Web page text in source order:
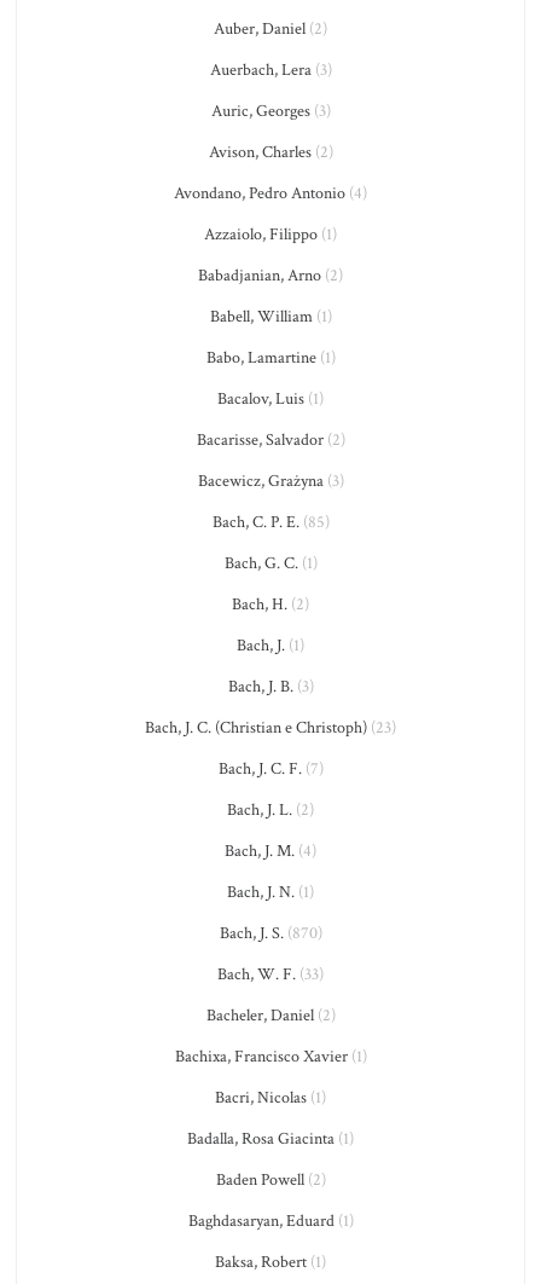
Auber, Daniel (2)
Auerbach, Lera(3)
Auric, Georges(3)
Avison, Charles(2)
Avondano, Pedro Antonio (4)
Azzaiolo, Filippo (1)
Babadjanian, Arno (2)
Babell, William(1)
Babo, Lamartine(1)
Bacalov, Luis (1)
Bacarisse, Salvador(2)
Bacewicz, Grażyna(3)
Bach, C. P. E.(85)
Bach, G. C.(1)
Bach, H. (2)
Bach, J. (1)
Bach, J. B.(3)
Bach, J. C. (Christian e Christoph) (23)
Bach, J. C. F.(7)
Bach, J. L. (2)
Bach, J. M. (4)
Bach, J. N. (1)
Bach, J. S.(870)
Bach, W. F. (33)
Bacheler, Daniel(2)
Bachixa, Francisco Xavier(1)
Bacri, Nicolas (1)
Badalla, Rosa Giacinta (1)
Baden Powell(2)
Baghdasaryan, Eduard(1)
Baksa, Robert (1)